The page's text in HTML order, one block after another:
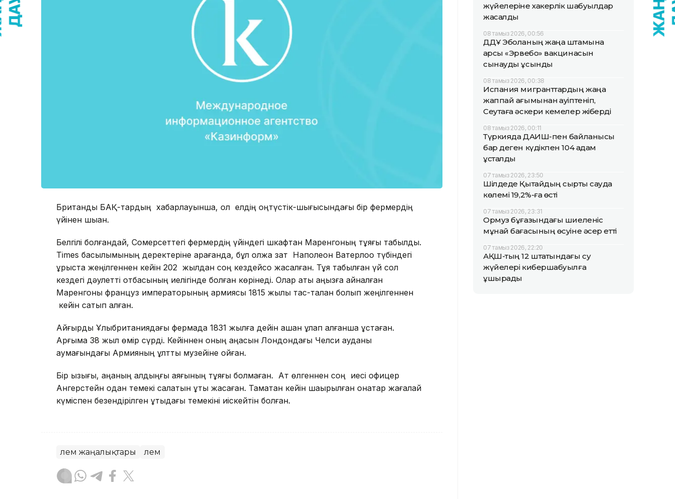
Британдық БАҚ-тардың хабарлауынша, ол елдің оңтүстік-шығысындағы бір фермердің
үйінен шыққан.
Белгілі болғандай, Сомерсеттегі фермердің үйіндегі шкафтан Маренгоның тұяғы табылды.
Times басылымының деректеріне қарағанда, бұл олжа зат Наполеон Ватерлоо түбіндегі
ұрыста жеңілгеннен кейін 202 жылдан соң кездейсоқ жасалған. Тұяқ табылған үй сол
кездегі дәулетті отбасының иелігінде болған көрінеді. Олар аты аңызға айналған
Маренгоны француз императорының армиясы 1815 жылы тас-талқан болып жеңілгеннен
кейін сатып алған.
Айғырды Ұлыбританиядағы фермада 1831 жылға дейін қашан құлап қалғанша ұстаған.
Арғымақ 38 жыл өмір сүрді. Кейіннен оның қаңқасын Лондондағы Челси ауданы
аумағындағы Армияның ұлттық музейіне қойған.
Бір қызығы, қаңқаның алдыңғы аяғының тұяғы болмаған. Ат өлгеннен соң иесі офицер
Ангерстейн одан темекі салатын құты жасаған. Тамақтан кейін шақырылған қонақтар жағалай
күміспен безендірілген құтыдағы темекіні иіскейтін болған.
Әлем жаңалықтары Әлем
жүйелеріне хакерлік шабуылдар
жасалды
08 тамыз 2026, 00:56
ДДҰ Эболаның жаңа штамына
қарсы «Эрвебо» вакцинасын
сынауды ұсынды
08 тамыз 2026, 00:38
Испания мигранттардың жаңа
жаппай ағымынан қауіптеніп,
Сеутаға әскери кемелер жіберді
08 тамыз 2026, 00:11
Түркияда ДАИШ-пен байланысы
бар деген күдікпен 104 адам
ұсталды
07 тамыз 2026, 23:50
Шілдеде Қытайдың сыртқы сауда
көлемі 19,2%-ға өсті
07 тамыз 2026, 23:31
Ормуз бұғазындағы шиеленіс
мұнай бағасының өсуіне әсер етті
07 тамыз 2026, 22:20
АҚШ-тың 12 штатындағы су
жүйелері кибершабуылға
ұшырады